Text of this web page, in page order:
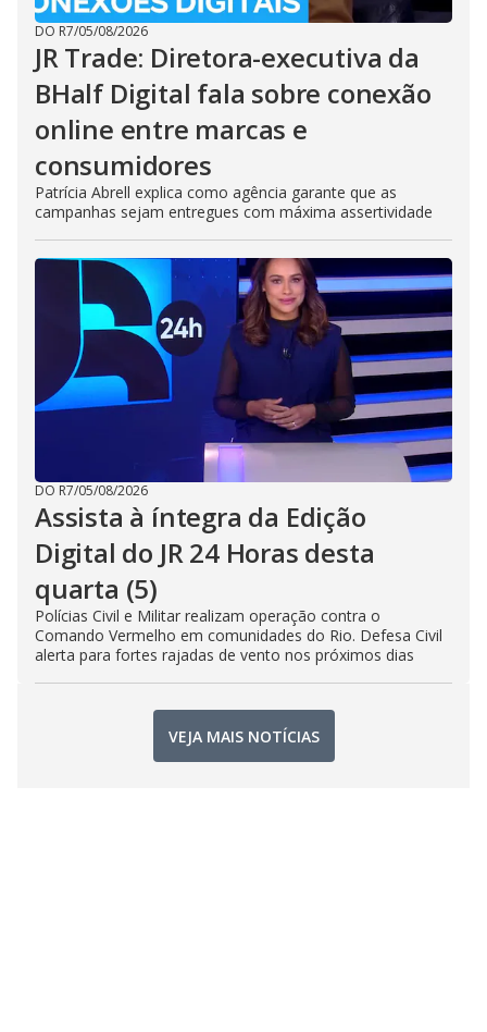
DO R7/05/08/2026
JR Trade: Diretora-executiva da
BHalf Digital fala sobre conexão
online entre marcas e
consumidores
Patrícia Abrell explica como agência garante que as
campanhas sejam entregues com máxima assertividade
DO R7/05/08/2026
Assista à íntegra da Edição
Digital do JR 24 Horas desta
quarta (5)
Polícias Civil e Militar realizam operação contra o
Comando Vermelho em comunidades do Rio. Defesa Civil
alerta para fortes rajadas de vento nos próximos dias
VEJA MAIS NOTÍCIAS